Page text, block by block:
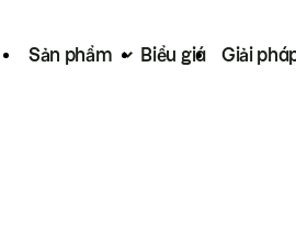
Sản phẩm Biểu giá Giải